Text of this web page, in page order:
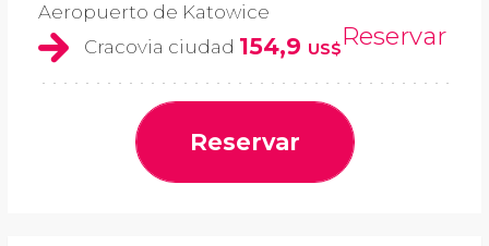
Aeropuerto de Katowice
Cracovia ciudad 154,9 US$Reservar
Reservar